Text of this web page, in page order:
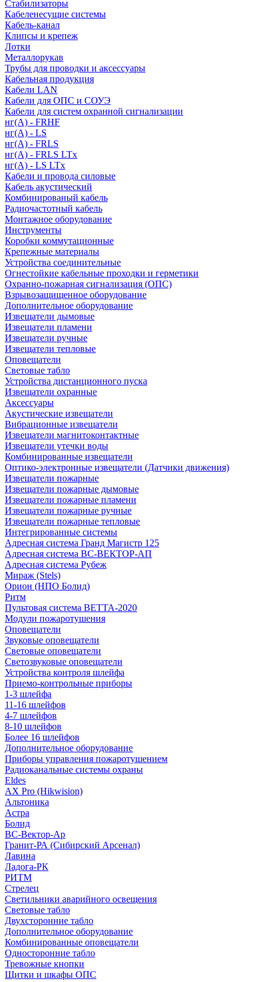
Стабилизаторы
Кабеленесущие системы
Кабель-канал
Клипсы и крепеж
Лотки
Металлорукав
Трубы для проводки и аксессуары
Кабельная продукция
Кабели LAN
Кабели для ОПС и СОУЭ
Кабели для систем охранной сигнализации
нг(A) - FRHF
нг(A) - LS
нг(А) - FRLS
нг(А) - FRLS LTx
нг(А) - LS LTx
Кабели и провода силовые
Кабель акустический
Комбинированый кабель
Радиочастотный кабель
Монтажное оборудование
Инструменты
Коробки коммутационные
Крепежные материалы
Устройства соединительные
Огнестойкие кабельные проходки и герметики
Охранно-пожарная сигнализация (ОПС)
Взрывозащищенное оборудование
Дополнительное оборудование
Извещатели дымовые
Извещатели пламени
Извещатели ручные
Извещатели тепловые
Оповещатели
Световые табло
Устройства дистанционного пуска
Извещатели охранные
Аксессуары
Акустические извещатели
Вибрационные извещатели
Извещатели магнитоконтактные
Извещатели утечки воды
Комбинированные извещатели
Оптико-электронные извещатели (Датчики движения)
Извещатели пожарные
Извещатели пожарные дымовые
Извещатели пожарные пламени
Извещатели пожарные ручные
Извещатели пожарные тепловые
Интегрированные системы
Адресная система Гранд Магистр 125
Адресная система ВС-ВЕКТОР-АП
Адресная система Рубеж
Мираж (Stels)
Орион (НПО Болид)
Ритм
Пультовая система ВЕТТА-2020
Модули пожаротушения
Оповещатели
Звуковые оповещатели
Световые оповещатели
Светозвуковые оповещатели
Устройства контроля шлейфа
Приемо-контрольные приборы
1-3 шлейфа
11-16 шлейфов
4-7 шлейфов
8-10 шлейфов
Более 16 шлейфов
Дополнительное оборудование
Приборы управления пожаротушением
Радиоканальные системы охраны
Eldes
AX Pro (Hikwision)
Альтоника
Астра
Болид
ВС-Вектор-Ар
Гранит-РА (Сибирский Арсенал)
Лавина
Ладога-РК
РИТМ
Стрелец
Светильники аварийного освещения
Световые табло
Двухсторонние табло
Дополнительное оборудование
Комбинированные оповещатели
Односторонние табло
Тревожные кнопки
Щитки и шкафы ОПС